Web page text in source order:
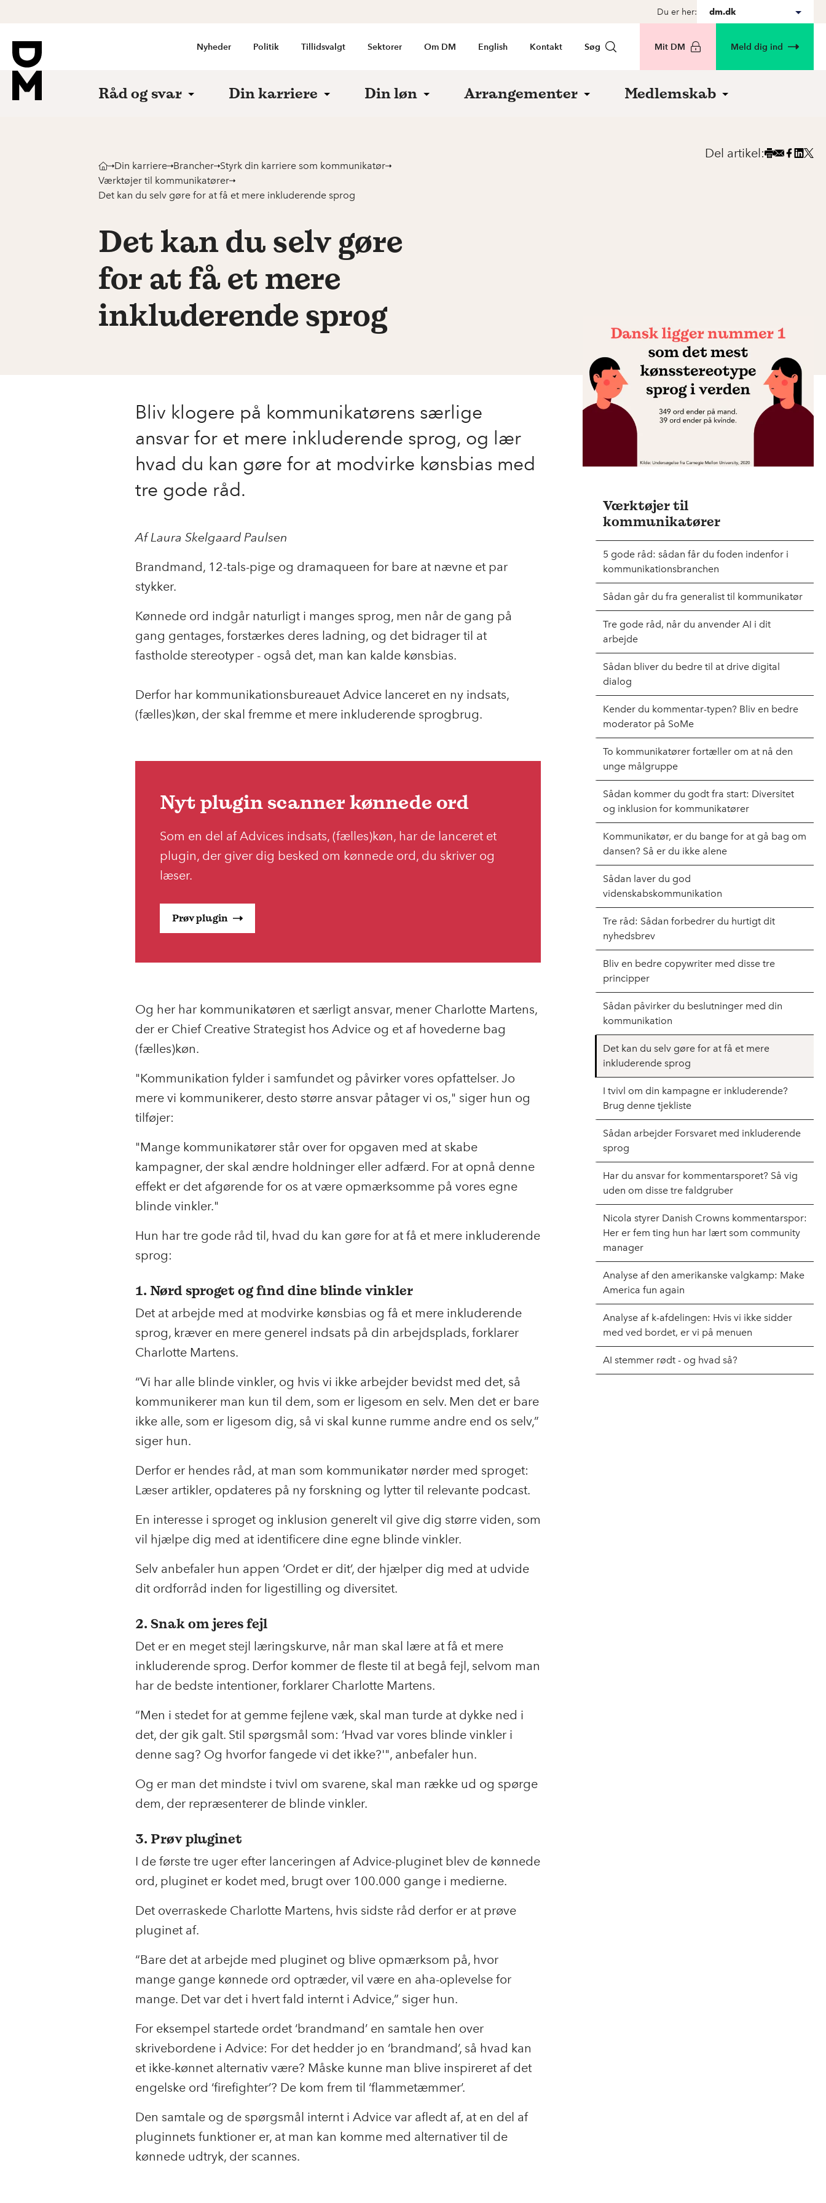
Du er her: dm.dk
Nyheder Politik Tillidsvalgt Sektorer Om DM English Kontakt Søg Mit DM Meld dig ind
Råd og svar Din karriere Din løn Arrangementer Medlemskab
Din karriere Brancher Styrk din karriere som kommunikatør
Værktøjer til kommunikatører
Det kan du selv gøre for at få et mere inkluderende sprog
Det kan du selv gøre
for at få et mere
inkluderende sprog
Del artikel:
Bliv klogere på kommunikatørens særlige
ansvar for et mere inkluderende sprog, og lær
hvad du kan gøre for at modvirke kønsbias med
tre gode råd.
Af Laura Skelgaard Paulsen
Brandmand, 12-tals-pige og dramaqueen for bare at nævne et par
stykker.
Kønnede ord indgår naturligt i manges sprog, men når de gang på
gang gentages, forstærkes deres ladning, og det bidrager til at
fastholde stereotyper - også det, man kan kalde kønsbias.
Derfor har kommunikationsbureauet Advice lanceret en ny indsats,
(fælles)køn, der skal fremme et mere inkluderende sprogbrug.
Nyt plugin scanner kønnede ord
Som en del af Advices indsats, (fælles)køn, har de lanceret et
plugin, der giver dig besked om kønnede ord, du skriver og
læser.
Prøv plugin
Og her har kommunikatøren et særligt ansvar, mener Charlotte Martens,
der er Chief Creative Strategist hos Advice og et af hovederne bag
(fælles)køn.
"Kommunikation fylder i samfundet og påvirker vores opfattelser. Jo
mere vi kommunikerer, desto større ansvar påtager vi os," siger hun og
tilføjer:
"Mange kommunikatører står over for opgaven med at skabe
kampagner, der skal ændre holdninger eller adfærd. For at opnå denne
effekt er det afgørende for os at være opmærksomme på vores egne
blinde vinkler."
Hun har tre gode råd til, hvad du kan gøre for at få et mere inkluderende
sprog:
1. Nørd sproget og find dine blinde vinkler
Det at arbejde med at modvirke kønsbias og få et mere inkluderende
sprog, kræver en mere generel indsats på din arbejdsplads, forklarer
Charlotte Martens.
“Vi har alle blinde vinkler, og hvis vi ikke arbejder bevidst med det, så
kommunikerer man kun til dem, som er ligesom en selv. Men det er bare
ikke alle, som er ligesom dig, så vi skal kunne rumme andre end os selv,”
siger hun.
Derfor er hendes råd, at man som kommunikatør nørder med sproget:
Læser artikler, opdateres på ny forskning og lytter til relevante podcast.
En interesse i sproget og inklusion generelt vil give dig større viden, som
vil hjælpe dig med at identificere dine egne blinde vinkler.
Selv anbefaler hun appen ‘Ordet er dit’, der hjælper dig med at udvide
dit ordforråd inden for ligestilling og diversitet.
2. Snak om jeres fejl
Det er en meget stejl læringskurve, når man skal lære at få et mere
inkluderende sprog. Derfor kommer de fleste til at begå fejl, selvom man
har de bedste intentioner, forklarer Charlotte Martens.
“Men i stedet for at gemme fejlene væk, skal man turde at dykke ned i
det, der gik galt. Stil spørgsmål som: ‘Hvad var vores blinde vinkler i
denne sag? Og hvorfor fangede vi det ikke?'", anbefaler hun.
Og er man det mindste i tvivl om svarene, skal man række ud og spørge
dem, der repræsenterer de blinde vinkler.
3. Prøv pluginet
I de første tre uger efter lanceringen af Advice-pluginet blev de kønnede
ord, pluginet er kodet med, brugt over 100.000 gange i medierne.
Det overraskede Charlotte Martens, hvis sidste råd derfor er at prøve
pluginet af.
“Bare det at arbejde med pluginet og blive opmærksom på, hvor
mange gange kønnede ord optræder, vil være en aha-oplevelse for
mange. Det var det i hvert fald internt i Advice,” siger hun.
For eksempel startede ordet ‘brandmand’ en samtale hen over
skrivebordene i Advice: For det hedder jo en ‘brandmand’, så hvad kan
et ikke-kønnet alternativ være? Måske kunne man blive inspireret af det
engelske ord ‘firefighter’? De kom frem til ‘flammetæmmer’.
Den samtale og de spørgsmål internt i Advice var afledt af, at en del af
pluginnets funktioner er, at man kan komme med alternativer til de
kønnede udtryk, der scannes.
Værktøjer til
kommunikatører
5 gode råd: sådan får du foden indenfor i
kommunikationsbranchen
Sådan går du fra generalist til kommunikatør
Tre gode råd, når du anvender AI i dit
arbejde
Sådan bliver du bedre til at drive digital
dialog
Kender du kommentar-typen? Bliv en bedre
moderator på SoMe
To kommunikatører fortæller om at nå den
unge målgruppe
Sådan kommer du godt fra start: Diversitet
og inklusion for kommunikatører
Kommunikatør, er du bange for at gå bag om
dansen? Så er du ikke alene
Sådan laver du god
videnskabskommunikation
Tre råd: Sådan forbedrer du hurtigt dit
nyhedsbrev
Bliv en bedre copywriter med disse tre
principper
Sådan påvirker du beslutninger med din
kommunikation
Det kan du selv gøre for at få et mere
inkluderende sprog
I tvivl om din kampagne er inkluderende?
Brug denne tjekliste
Sådan arbejder Forsvaret med inkluderende
sprog
Har du ansvar for kommentarsporet? Så vig
uden om disse tre faldgruber
Nicola styrer Danish Crowns kommentarspor:
Her er fem ting hun har lært som community
manager
Analyse af den amerikanske valgkamp: Make
America fun again
Analyse af k-afdelingen: Hvis vi ikke sidder
med ved bordet, er vi på menuen
AI stemmer rødt - og hvad så?